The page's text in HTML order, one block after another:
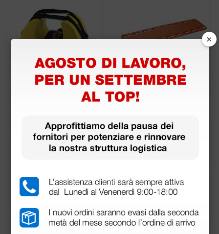
Immobilizzatore test
a Contour per barell
123,82 €151,00 €
(Prezzo i.e.)
1 pz.
Tavola spinale Value
64,26 €102,00 €
(Prezzo i.e.)
×